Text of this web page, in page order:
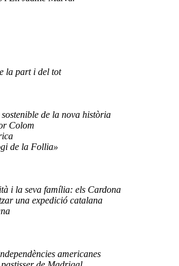
la part i del tot
de la nova història
Colom
de la Follia»
i la seva família: els Cardona
una expedició catalana
americanes